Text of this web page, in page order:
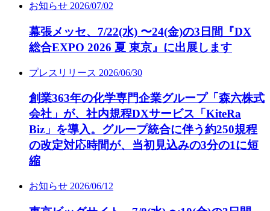
お知らせ 2026/07/02
幕張メッセ、7/22(水) 〜24(金)の3日間『DX
総合EXPO 2026 夏 東京』に出展します
プレスリリース 2026/06/30
創業363年の化学専門企業グループ「森六株式
会社」が、社内規程DXサービス「KiteRa
Biz」を導入。グループ統合に伴う約250規程
の改定対応時間が、当初見込みの3分の1に短
縮
お知らせ 2026/06/12